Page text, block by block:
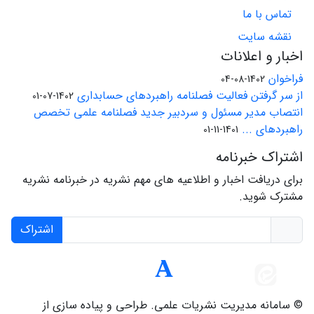
حسابداری و حسابرسی رویکرد علمی داشته باشیم و از هم
اکنون از تمامی اساتید و دانشجویان متخصص دعوت مینمایم
مقالات علمی پژوهشی خود را به این مجله ارسال فرمایند.
تماس با ما
نقشه سایت
اخبار و اعلانات
فراخوان 1402-08-04
از سر گرفتن فعالیت فصلنامه راهبردهای حسابداری 1402-07-01
انتصاب مدیر مسئول و سردبیر جدید فصلنامه علمی تخصص
راهبردهای ... 1401-11-01
اشتراک خبرنامه
برای دریافت اخبار و اطلاعیه های مهم نشریه در خبرنامه نشریه
مشترک شوید.
اشتراک
© سامانه مدیریت نشریات علمی. طراحی و پیاده سازی از